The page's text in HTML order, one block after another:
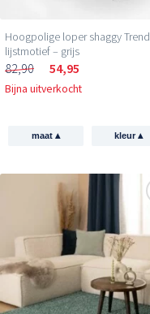
Hoogpolige loper shaggy Trend
lijstmotief – grijs
82,90 54,95
Bijna uitverkocht
maat ▴ kleur▴